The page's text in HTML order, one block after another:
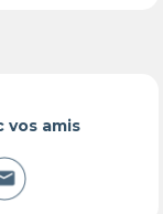
vos amis